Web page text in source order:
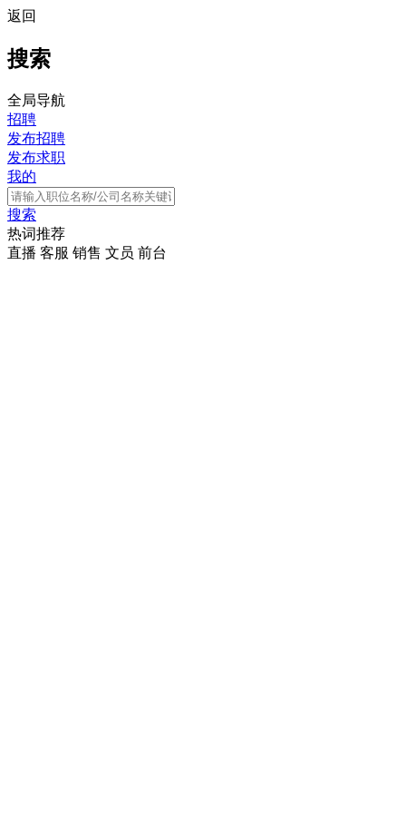
返回
搜索
全局导航
招聘
发布招聘
发布求职
我的
搜索
热词推荐
直播 客服 销售 文员 前台